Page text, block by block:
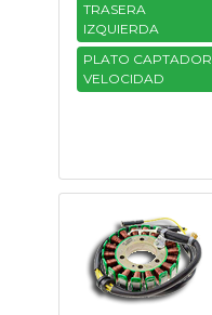
TRASERA
IZQUIERDA
PLATO CAPTADOR
VELOCIDAD